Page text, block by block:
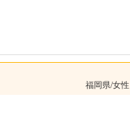
福岡県/女性